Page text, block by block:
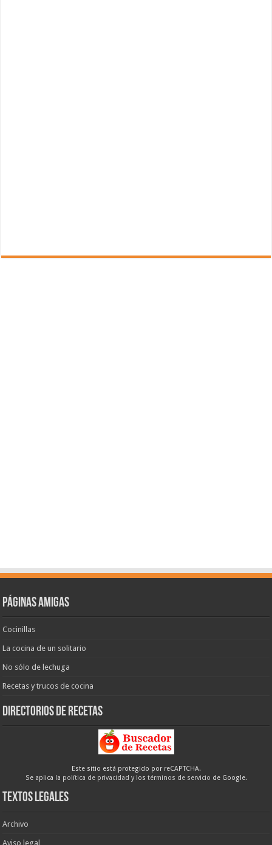
Páginas amigas
Cocinillas
La cocina de un solitario
No sólo de lechuga
Recetas y trucos de cocina
Directorios de recetas
Este sitio está protegido por reCAPTCHA.
Se aplica la política de privacidad y los términos de servicio de Google.
Textos legales
Archivo
Aviso legal